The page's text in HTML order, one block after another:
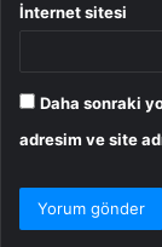
İnternet sitesi
Daha sonraki
adresim ve site